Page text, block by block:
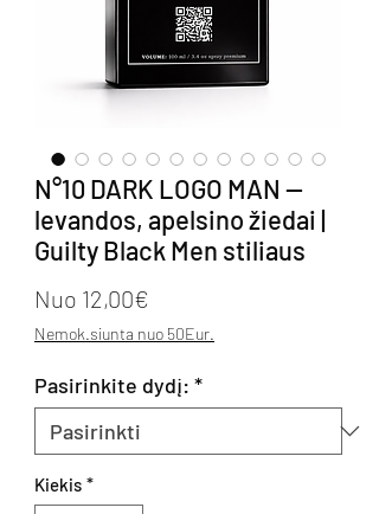
N°10 DARK LOGO MAN —
levandos, apelsino žiedai |
Guilty Black Men stiliaus
Nuo 12,00€
Nemok.siunta nuo 50Eur.
Pasirinkite dydį: *
Kiekis *